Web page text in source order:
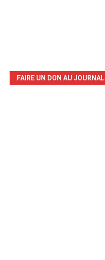
FAIRE UN DON AU JOURNAL